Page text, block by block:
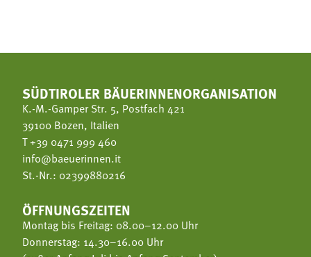
SÜDTIROLER BÄUERINNENORGANISATION
K.-M.-Gamper Str. 5, Postfach 421
39100 Bozen, Italien
T+39 0471 999 460
info@baeuerinnen.it
St.-Nr.: 02399880216
ÖFFNUNGSZEITEN
Montag bis Freitag: 08.00–12.00 Uhr
Donnerstag: 14.30–16.00 Uhr